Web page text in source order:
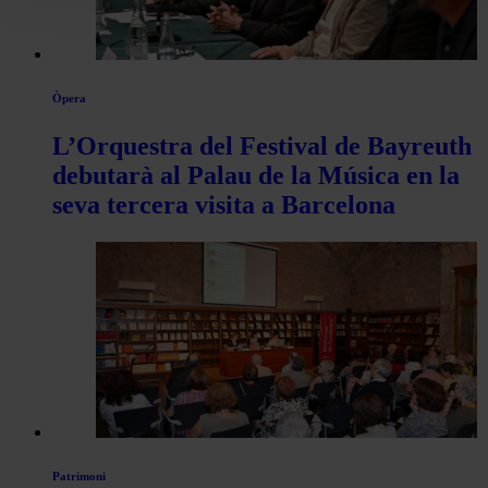
Òpera
L’Orquestra del Festival de Bayreuth
debutarà al Palau de la Música en la
seva tercera visita a Barcelona
Patrimoni